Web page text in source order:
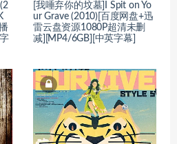
[我唾弃你的坟墓]I Spit on Yo
ur Grave (2010)[百度网盘+迅
雷云盘资源1080P超清未删
减][MP4/6GB][中英字幕]